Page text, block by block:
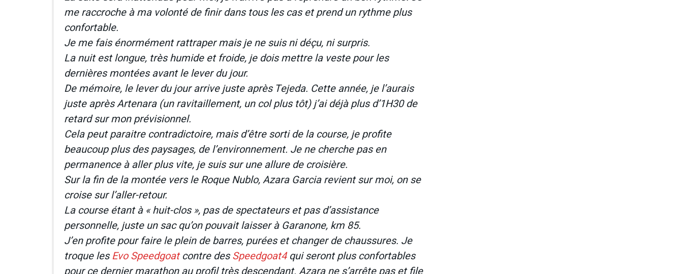
me raccroche à ma volonté de finir dans tous les cas et prend un rythme plus
confortable.
Je me fais énormément rattraper mais je ne suis ni déçu, ni surpris.
La nuit est longue, très humide et froide, je dois mettre la veste pour les
dernières montées avant le lever du jour.
De mémoire, le lever du jour arrive juste après Tejeda. Cette année, je l’aurais
juste après Artenara (un ravitaillement, un col plus tôt) j’ai déjà plus d’1H30 de
retard sur mon prévisionnel.
Cela peut paraitre contradictoire, mais d’être sorti de la course, je profite
beaucoup plus des paysages, de l’environnement. Je ne cherche pas en
permanence à aller plus vite, je suis sur une allure de croisière.
Sur la fin de la montée vers le Roque Nublo, Azara Garcia revient sur moi, on se
croise sur l’aller-retour.
La course étant à « huit-clos », pas de spectateurs et pas d’assistance
personnelle, juste un sac qu’on pouvait laisser à Garanone, km 85.
J’en profite pour faire le plein de barres, purées et changer de chaussures. Je
troque lesEvo Speedgoatcontre desSpeedgoat4qui seront plus confortables